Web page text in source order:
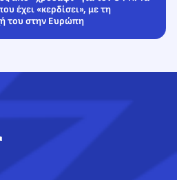
έχει «κερδίσει», με τη
του στην Ευρώπη